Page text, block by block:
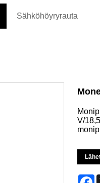
Sähköhöyryrauta
V/